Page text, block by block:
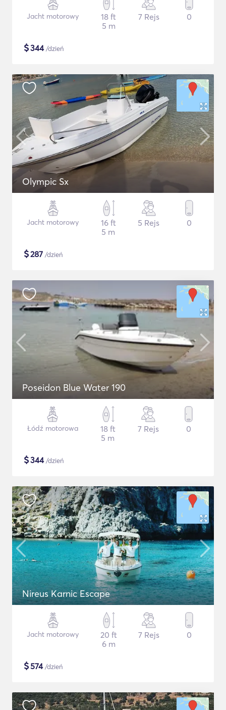
Jacht motorowy
18 ft
5 m
7 Rejs 0
$344/dzień
Olympic Sx
Jacht motorowy
16 ft
5 m
5 Rejs 0
$287 /dzień
Poseidon Blue Water 190
Łódź motorowa
18 ft
5 m
7 Rejs 0
$344/dzień
Nireus Karnic Escape
Jacht motorowy
20 ft
6 m
7 Rejs 0
$574/dzień